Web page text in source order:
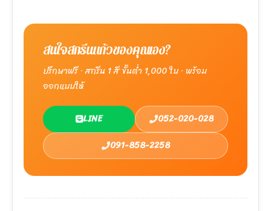
สนใจสกรีนแก้วของคุณเอง?
ปรึกษาฟรี · สกรีน 1 สี ขั้นต่ำ 1,000 ใบ · พร้อม
ออกแบบให้
LINE
052-020-028
091-858-2258